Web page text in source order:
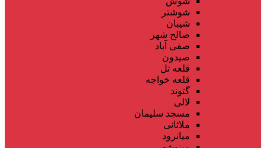
شوشتر
شیبان
صالح شهر
صفی آباد
صیدون
قلعه تل
قلعه خواجه
گتوند
لالی
مسجد سلیمان
ملاثانی
میانرود